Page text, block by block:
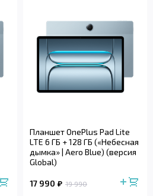
Планшет OnePlus Pad Lite
LTE 6 ГБ + 128 ГБ («Небесная
дымка» | Aero Blue) (версия
Global)
17 990 19 990